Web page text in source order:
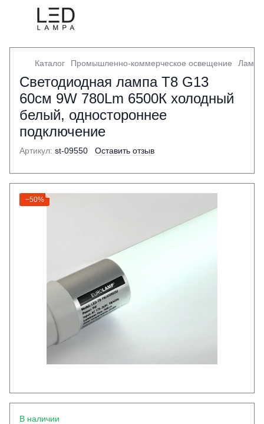
Каталог Промышленно-коммерческое освещение
Светодиодная лампа Т8 G13
60см 9W 780Lm 6500К холодный
белый, одностороннее
подключение
Артикул: st-09550 Оставить отзыв
−50%
В наличии